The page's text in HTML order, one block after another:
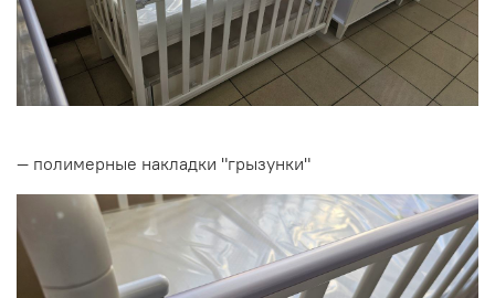
— полимерные накладки "грызунки"